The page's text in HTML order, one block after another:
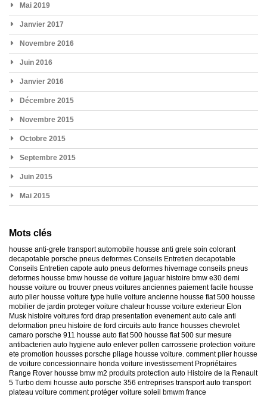
Mai 2019
Janvier 2017
Novembre 2016
Juin 2016
Janvier 2016
Décembre 2015
Novembre 2015
Octobre 2015
Septembre 2015
Juin 2015
Mai 2015
Mots clés
housse anti-grele transport automobile housse anti grele soin colorant
decapotable porsche pneus deformes Conseils Entretien decapotable
Conseils Entretien capote auto pneus deformes hivernage conseils pneus
deformes housse bmw housse de voiture jaguar histoire bmw e30 demi
housse voiture ou trouver pneus voitures anciennes paiement facile housse
auto plier housse voiture type huile voiture ancienne housse fiat 500 housse
mobilier de jardin proteger voiture chaleur housse voiture exterieur Elon
Musk histoire voitures ford drap presentation evenement auto cale anti
deformation pneu histoire de ford circuits auto france housses chevrolet
camaro porsche 911 housse auto fiat 500 housse fiat 500 sur mesure
antibacterien auto hygiene auto enlever pollen carrosserie protection voiture
ete promotion housses porsche pliage housse voiture. comment plier housse
de voiture concessionnaire honda voiture investissement Propriétaires
Range Rover housse bmw m2 produits protection auto Histoire de la Renault
5 Turbo demi housse auto porsche 356 entreprises transport auto transport
plateau voiture comment protéger voiture soleil bmwm france